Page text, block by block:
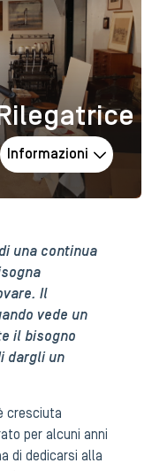
Informazioni
una continua
Il
vede un
il bisogno
dargli un
cresciuta
per alcuni anni
di dedicarsi alla